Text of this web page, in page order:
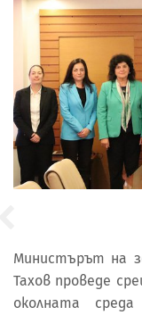
Министърът на
Тахов проведе
околната среда